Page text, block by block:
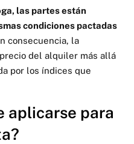
las partes están
condiciones pactadas
consecuencia, la
del alquiler más allá
por los índices que
aplicarse para